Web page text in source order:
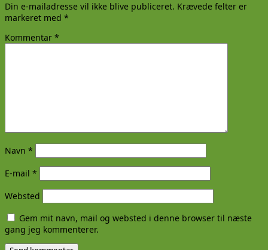
Din e-mailadresse vil ikke blive publiceret. Krævede felter er
markeret med *
Kommentar *
Navn *
E-mail *
Websted
Gem mit navn, mail og websted i denne browser til næste
gang jeg kommenterer.